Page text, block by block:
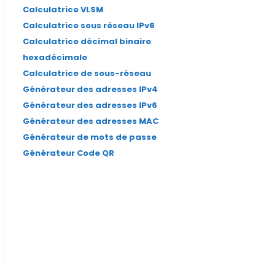
nouvel
onglet
nouvel
onglet
nouvel
onglet onglet
Calculatrice VLSM
Calculatrice sous réseau IPv6
Calculatrice décimal binaire
hexadécimale
Calculatrice de sous-réseau
Générateur des adresses IPv4
Générateur des adresses IPv6
Générateur des adresses MAC
Générateur de mots de passe
Générateur Code QR